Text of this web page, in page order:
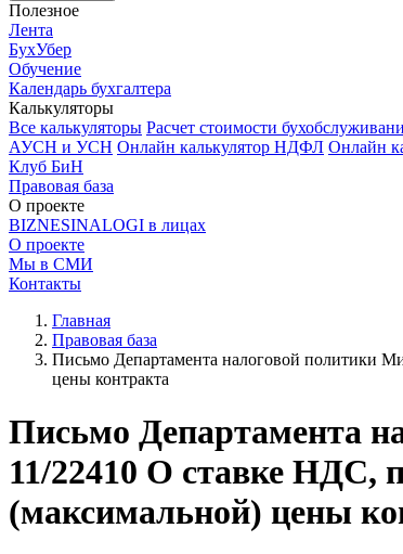
Полезное
Лента
БухУбер
Обучение
Календарь бухгалтера
Калькуляторы
Все калькуляторы Расчет стоимости
АУСН и УСН Онлайн калькулятор НДФЛ Онлайн
Клуб БиН
Правовая база
О проекте
BIZNESINALOGI в лицах
О проекте
Мы в СМИ
Контакты
Главная
Правовая база
Письмо Департамента налоговой политики
цены контракта
Письмо Департамента
11/22410 О ставке НДС,
(максимальной) цены